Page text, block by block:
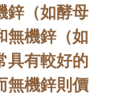
鋅（如酵母
無機鋅（如
具有較好的
無機鋅則價